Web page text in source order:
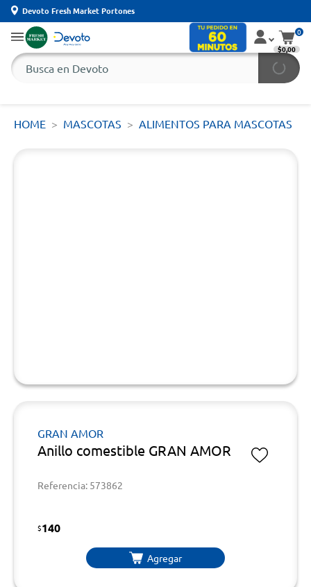
Devoto Fresh Market Portones
0
$0,00
HOME MASCOTAS ALIMENTOS PARA MASCOTAS
GRAN AMOR
Anillo comestible GRAN AMOR
Referencia: 573862
$140
Agregar